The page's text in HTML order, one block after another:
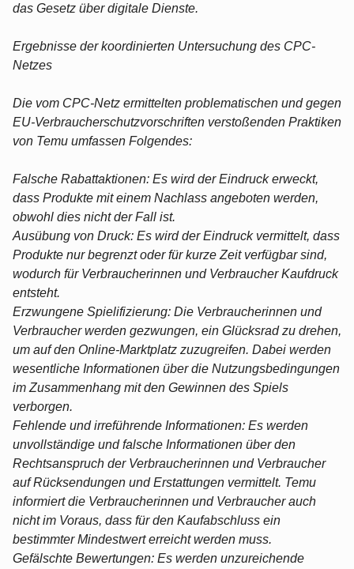
das Gesetz über digitale Dienste.
Ergebnisse der koordinierten Untersuchung des CPC-
Netzes
Die vom CPC-Netz ermittelten problematischen und gegen
EU-Verbraucherschutzvorschriften verstoßenden Praktiken
von Temu umfassen Folgendes:
Falsche Rabattaktionen: Es wird der Eindruck erweckt,
dass Produkte mit einem Nachlass angeboten werden,
obwohl dies nicht der Fall ist.
Ausübung von Druck: Es wird der Eindruck vermittelt, dass
Produkte nur begrenzt oder für kurze Zeit verfügbar sind,
wodurch für Verbraucherinnen und Verbraucher Kaufdruck
entsteht.
Erzwungene Spielifizierung: Die Verbraucherinnen und
Verbraucher werden gezwungen, ein Glücksrad zu drehen,
um auf den Online-Marktplatz zuzugreifen. Dabei werden
wesentliche Informationen über die Nutzungsbedingungen
im Zusammenhang mit den Gewinnen des Spiels
verborgen.
Fehlende und irreführende Informationen: Es werden
unvollständige und falsche Informationen über den
Rechtsanspruch der Verbraucherinnen und Verbraucher
auf Rücksendungen und Erstattungen vermittelt. Temu
informiert die Verbraucherinnen und Verbraucher auch
nicht im Voraus, dass für den Kaufabschluss ein
bestimmter Mindestwert erreicht werden muss.
Gefälschte Bewertungen: Es werden unzureichende